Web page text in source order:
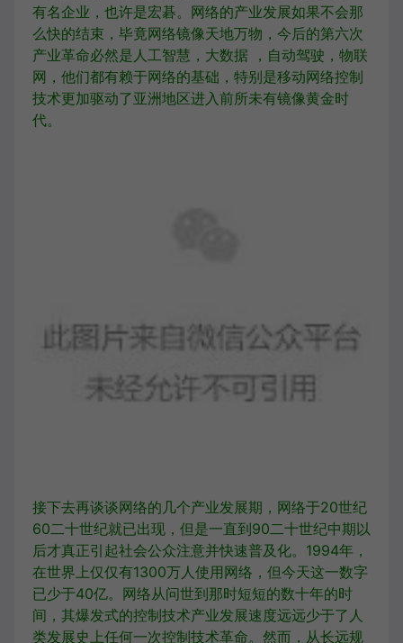
有名企业，也许是宏碁。网络的产业发展如果不会那
么快的结束，毕竟网络镜像天地万物，今后的第六次
产业革命必然是人工智慧，大数据 ，自动驾驶，物联
网，他们都有赖于网络的基础，特别是移动网络控制
技术更加驱动了亚洲地区进入前所未有镜像黄金时
代。
接下去再谈谈网络的几个产业发展期，网络于20世纪
60二十世纪就已出现，但是一直到90二十世纪中期以
后才真正引起社会公众注意并快速普及化。1994年，
在世界上仅仅有1300万人使用网络，但今天这一数字
已少于40亿。网络从问世到那时短短的数十年的时
间，其爆发式的控制技术产业发展速度远远少于了人
类发展史上任何一次控制技术革命。然而，从长远规